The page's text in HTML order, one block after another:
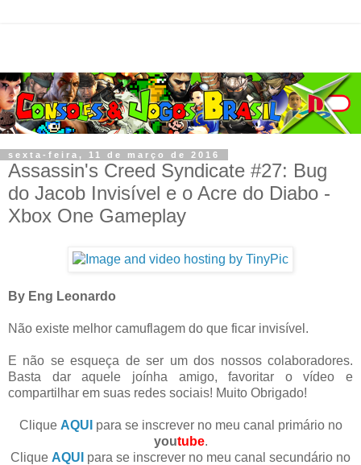
sexta-feira, 11 de março de 2016
Assassin's Creed Syndicate #27: Bug
do Jacob Invisível e o Acre do Diabo -
Xbox One Gameplay
By Eng Leonardo
Não existe melhor camuflagem do que ficar invisível.
E não se esqueça de ser um dos nossos colaboradores.
Basta dar aquele joínha amigo, favoritar o vídeo e
compartilhar em suas redes sociais! Muito Obrigado!
Clique AQUI para se inscrever no meu canal primário no
youtube.
Clique AQUI para se inscrever no meu canal secundário no